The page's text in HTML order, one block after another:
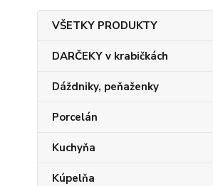
VŠETKY PRODUKTY
DARČEKY v krabičkách
Dáždniky, peňaženky
Porcelán
Kuchyňa
Kúpelňa